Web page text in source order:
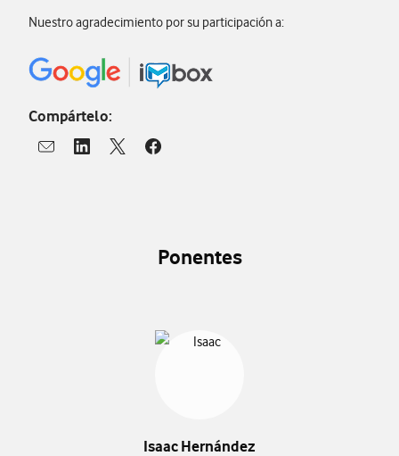
Nuestro agradecimiento por su participación a:
Compártelo:
Abrir ventana para compartir en mail
Abrir ventana para compartir en linkedin
Abrir ventana para compartir en twitter
Abrir ventana para compartir en facebook
Ponentes
Isaac Hernández